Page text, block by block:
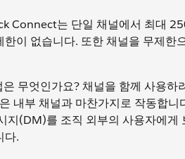
Connect는 단일 채널에서 최대
이 없습니다. 또한 채널을 무제한
무엇인가요? 채널을 함께 사용하
내부 채널과 마찬가지로 작동합니
(DM)를 조직 외부의 사용자에게
다.